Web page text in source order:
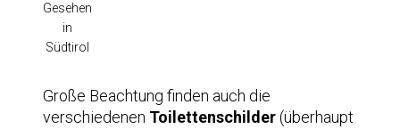
Gesehen
in
Südtirol
Große Beachtung finden auch die
verschiedenen Toilettenschilder(überhaupt